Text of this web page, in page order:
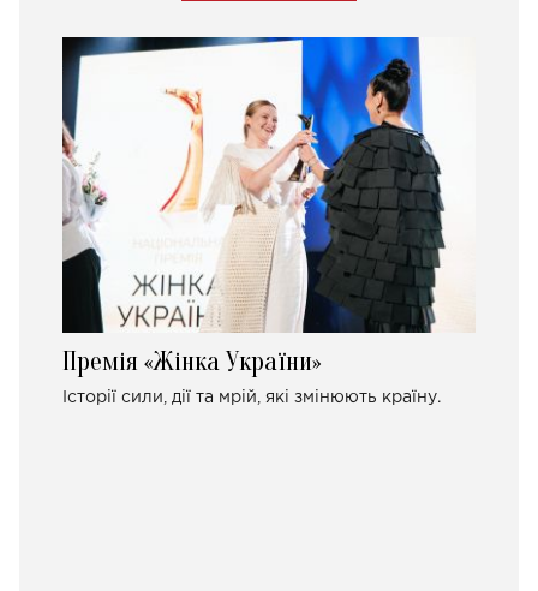
Премія «Жінка України»
Історії сили, дії та мрій, які змінюють країну.